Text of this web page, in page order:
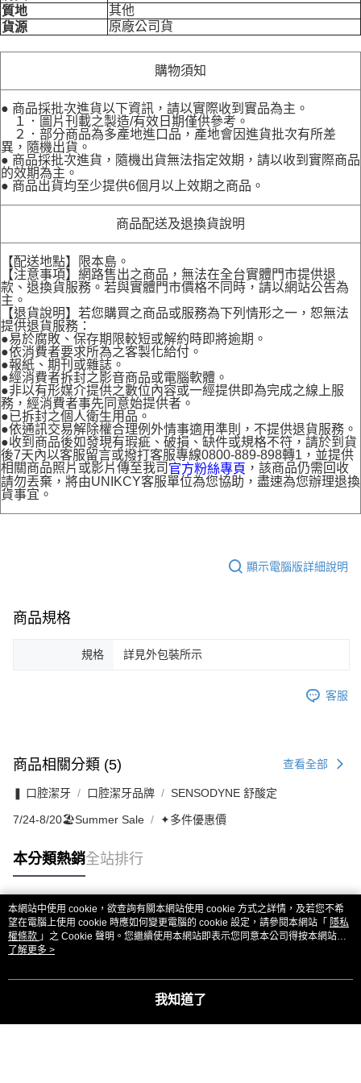
質地
其他
貨源
原廠公司貨
購物須知
● 商品採批次進貨以下資訊，請以實際收到實品為主。
１．圖片刊載之製造/有效日期僅供參考。
２．部分商品為多產地進口品，產地會因進貨批次有所差
異，隨機出貨。
● 商品採批次進貨，隨機出貨無法指定效期，請以收到實際商品
的效期為主。
● 商品出貨均至少提供6個月以上效期之商品。
商品配送及退換貨說明
【配送地點】限本島。
【注意事項】網路售出之商品，無法在全台實體門市提供退
款、退換貨服務。若與實體門市價格不同時，請以網站公告為
主。
【退貨說明】若您購買之商品或服務為下列情形之一，恕無法
提供退貨服務：
●易於腐敗、保存期限較短或解約時即將逾期。
●依消費者要求所為之客製化給付。
●報紙、期刊或雜誌。
●經消費者拆封之影音商品或電腦軟體。
●非以有形媒介提供之數位內容或一經提供即為完成之線上服
務，經消費者事先同意始提供者。
●已拆封之個人衛生用品。
●依通訊交易解除權合理例外情事適用準則，不提供退貨服務。
●收到商品後如發現有瑕疵、破損、缺件或規格不符，請於到貨
後7天內以客服留言或撥打客服專線0800-889-898轉1，並提供
相關商品照片或影片傳至我司 官方粉絲專頁 ，該商品仍需回收
請勿丟棄，將由UNIKCY客服單位為您協助，盡速為您辦理退換
貨事宜。
顯示電腦版詳細說明
商品規格
規格 詳見外包裝所示
客服
商品相關分類 (5) 查看全部
❚ 口腔潔牙 口腔潔牙品牌 SENSODYNE 舒酸定
7/24-8/20🏖️Summer Sale ✦多件優惠價
本分類熱銷全站排行
熱門標籤
本網站中使用 cookie，欲查詢有關本網站使用 cookie 方式之詳情，及若您不希
望在電腦上使用 cookie 時應如何變更電腦的 cookie 設定，請參閱本網站「 隱私
權條款 」之 Cookie 聲明。您繼續使用本網站即表示您同意本公司得按本網站使
用條款之 Cookie 聲明使用 cookie。
了解更多 >
我知道了